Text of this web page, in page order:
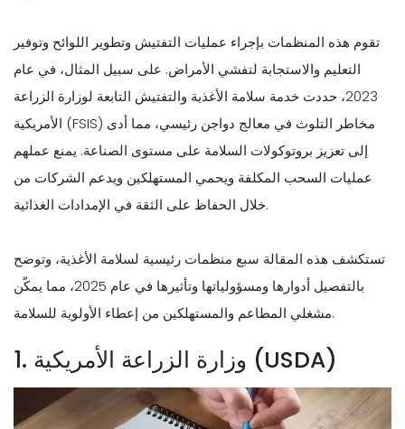
تقوم هذه المنظمات بإجراء عمليات التفتيش وتطوير اللوائح وتوفير
التعليم والاستجابة لتفشي الأمراض. على سبيل المثال، في عام
2023، حددت خدمة سلامة الأغذية والتفتيش التابعة لوزارة الزراعة
الأمريكية (FSIS) مخاطر التلوث في معالج دواجن رئيسي، مما أدى
إلى تعزيز بروتوكولات السلامة على مستوى الصناعة. يمنع عملهم
عمليات السحب المكلفة ويحمي المستهلكين ويدعم الشركات من
خلال الحفاظ على الثقة في الإمدادات الغذائية.
تستكشف هذه المقالة سبع منظمات رئيسية لسلامة الأغذية، وتوضح
بالتفصيل أدوارها ومسؤولياتها وتأثيرها في عام 2025، مما يمكّن
مشغلي المطاعم والمستهلكين من إعطاء الأولوية للسلامة.
1. وزارة الزراعة الأمريكية (USDA)